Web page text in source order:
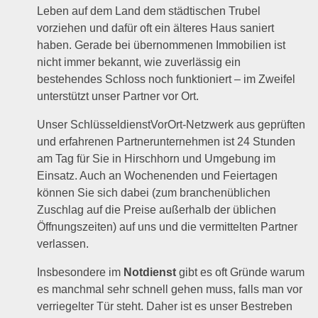
Leben auf dem Land dem städtischen Trubel
vorziehen und dafür oft ein älteres Haus saniert
haben. Gerade bei übernommenen Immobilien ist
nicht immer bekannt, wie zuverlässig ein
bestehendes Schloss noch funktioniert – im Zweifel
unterstützt unser Partner vor Ort.
Unser SchlüsseldienstVorOrt-Netzwerk aus geprüften
und erfahrenen Partnerunternehmen ist 24 Stunden
am Tag für Sie in Hirschhorn und Umgebung im
Einsatz. Auch an Wochenenden und Feiertagen
können Sie sich dabei (zum branchenüblichen
Zuschlag auf die Preise außerhalb der üblichen
Öffnungszeiten) auf uns und die vermittelten Partner
verlassen.
Insbesondere im Notdienst gibt es oft Gründe warum
es manchmal sehr schnell gehen muss, falls man vor
verriegelter Tür steht. Daher ist es unser Bestreben